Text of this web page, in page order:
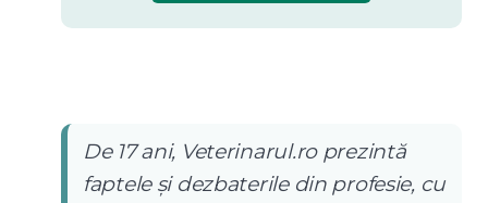
De 17 ani, Veterinarul.ro prezintă
faptele și dezbaterile din profesie, cu